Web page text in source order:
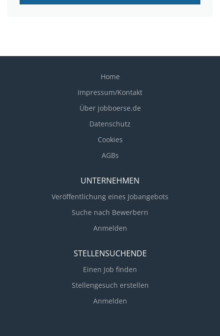
Home
Impressum/Kontakt
Über jobboerse.de
Datenschutz
Cookies
AGBs
UNTERNEHMEN
Veröffentlichung eines Jobangebots
Suche nach Bewerbern
Anmelden
STELLENSUCHENDE
Einen Job finden
Stellengesuch erstellen
Anmelden